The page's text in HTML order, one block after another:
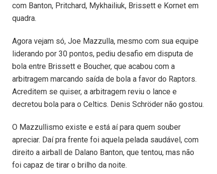
com Banton, Pritchard, Mykhailiuk, Brissett e Kornet em
quadra.
Agora vejam só, Joe Mazzulla, mesmo com sua equipe
liderando por 30 pontos, pediu desafio em disputa de
bola entre Brissett e Boucher, que acabou com a
arbitragem marcando saída de bola a favor do Raptors.
Acreditem se quiser, a arbitragem reviu o lance e
decretou bola para o Celtics. Denis Schröder não gostou.
O Mazzullismo existe e está aí para quem souber
apreciar. Daí pra frente foi aquela pelada saudável, com
direito a airball de Dalano Banton, que tentou, mas não
foi capaz de tirar o brilho da noite.